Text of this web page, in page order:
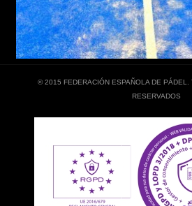
© 2015 FEDERACIÓN ESPAÑOLA DE PÁDEL.
RESERVADOS